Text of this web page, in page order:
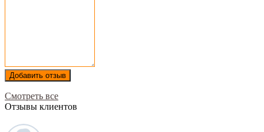
Добавить отзыв
Смотреть все
Отзывы клиентов